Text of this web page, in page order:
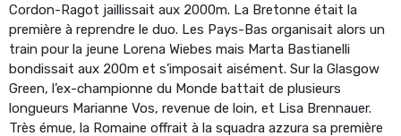
Cordon-Ragot jaillissait aux 2000m. La Bretonne était la
première à reprendre le duo. Les Pays-Bas organisait alors un
train pour la jeune Lorena Wiebes mais Marta Bastianelli
bondissait aux 200m et s’imposait aisément. Sur la Glasgow
Green, l’ex-championne du Monde battait de plusieurs
longueurs Marianne Vos, revenue de loin, et Lisa Brennauer.
Très émue, la Romaine offrait à la squadra azzura sa première